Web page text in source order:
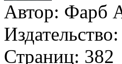
Автор: Фарб
Издательство:
Страниц: 382